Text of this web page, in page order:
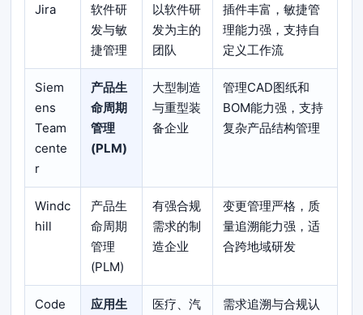
Jira
软件研
发与敏
捷管理
以软件研
发为主的
团队
插件丰富，敏捷管
理能力强，支持自
定义工作流
Siem
ens
Team
cente
r
产品生
命周期
管理
(PLM)
大型制造
与重型装
备企业
管理CAD图纸和
BOM能力强，支持
复杂产品结构管理
Windc
hill
产品生
命周期
管理
(PLM)
有强合规
需求的制
造企业
变更管理严格，质
量追溯能力强，适
合跨地域研发
Code
应用生
医疗、汽
需求追溯与合规认